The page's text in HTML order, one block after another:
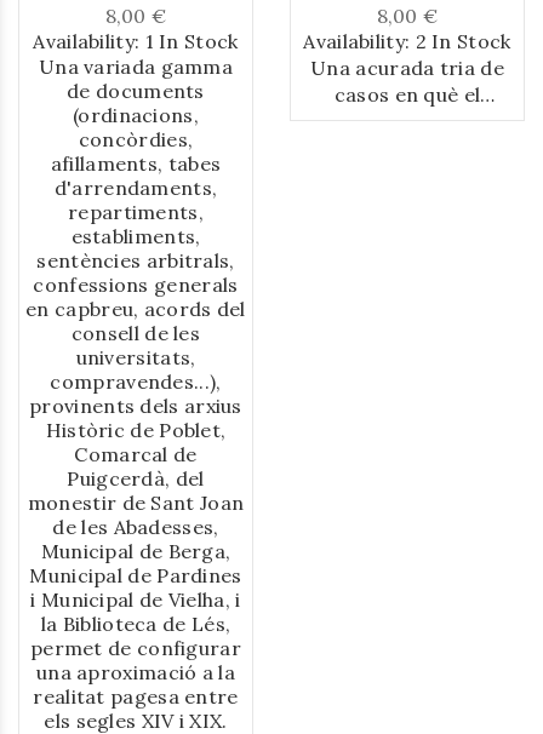
1871)
8,00 €
Availability: 1 In Stock
Una variada gamma
de documents
(ordinacions,
concòrdies,
afillaments, tabes
d'arrendaments,
repartiments,
establiments,
sentències arbitrals,
confessions generals
en capbreu, acords del
consell de les
universitats,
compravendes...),
provinents dels arxius
Històric de Poblet,
Comarcal de
Puigcerdà, del
monestir de Sant Joan
de les Abadesses,
Municipal de Berga,
Municipal de Pardines
i Municipal de Vielha, i
la Biblioteca de Lés,
permet de configurar
una aproximació a la
realitat pagesa entre
els segles XIV i XIX.
8,00 €
Availability: 2 In Stock
Una acurada tria de
casos en què el
monestir de Poblet